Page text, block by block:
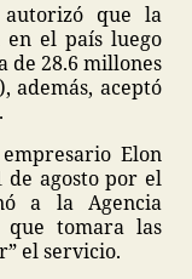
que la
en el país luego
de 28.6 millones
además, aceptó
Elon
de agosto por el
a la Agencia
que tomara las
el servicio.